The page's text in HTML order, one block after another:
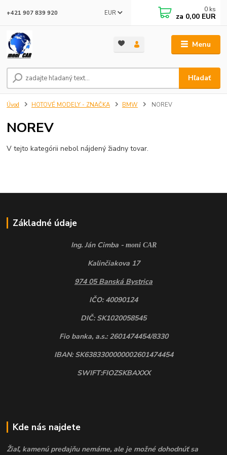
Menu
EUR
Hľadať
+421 907 839 920 0 ks
za 0,00 EUR
Úvod HOTOVÉ MODELY - ZNAČKA BMW NOREV
NOREV
V tejto kategórii nebol nájdený žiadny tovar.
Základné údaje
Ing. Ján Cimba - moni CAR
Kalinčiakova 17
974 05 Banská Bystrica
IČO: 40090124
DIČ: SK1020058545
Fio banka, a.s.: 2601474454/8330
IBAN: SK6383300000002601474454
SWIFT:FIOZSKBAXXX
Kde nás najdete
Žiaľ, kamenú predajňu nemáme, ale je možné dohodnúť sa